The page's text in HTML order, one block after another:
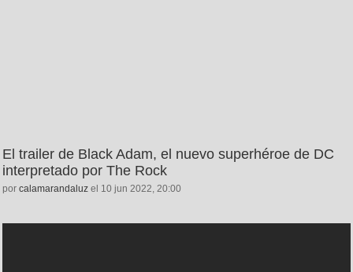
El trailer de Black Adam, el nuevo superhéroe de DC
interpretado por The Rock
por calamarandaluz el 10 jun 2022, 20:00